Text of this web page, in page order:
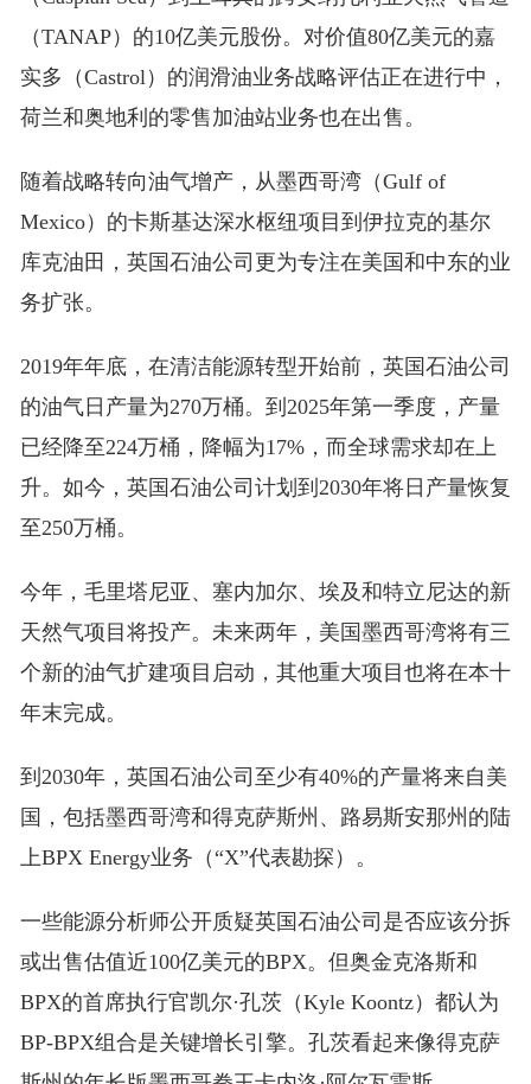
（TANAP）的10亿美元股份。对价值80亿美元的嘉
实多（Castrol）的润滑油业务战略评估正在进行中，
荷兰和奥地利的零售加油站业务也在出售。
随着战略转向油气增产，从墨西哥湾（Gulf of
Mexico）的卡斯基达深水枢纽项目到伊拉克的基尔
库克油田，英国石油公司更为专注在美国和中东的业
务扩张。
2019年年底，在清洁能源转型开始前，英国石油公司
的油气日产量为270万桶。到2025年第一季度，产量
已经降至224万桶，降幅为17%，而全球需求却在上
升。如今，英国石油公司计划到2030年将日产量恢复
至250万桶。
今年，毛里塔尼亚、塞内加尔、埃及和特立尼达的新
天然气项目将投产。未来两年，美国墨西哥湾将有三
个新的油气扩建项目启动，其他重大项目也将在本十
年末完成。
到2030年，英国石油公司至少有40%的产量将来自美
国，包括墨西哥湾和得克萨斯州、路易斯安那州的陆
上BPX Energy业务（“X”代表勘探）。
一些能源分析师公开质疑英国石油公司是否应该分拆
或出售估值近100亿美元的BPX。但奥金克洛斯和
BPX的首席执行官凯尔·孔茨（Kyle Koontz）都认为
BP-BPX组合是关键增长引擎。孔茨看起来像得克萨